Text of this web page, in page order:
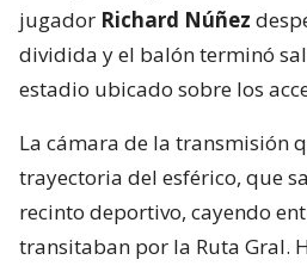
jugador Richard Núñez
dividida y el balón terminó
estadio ubicado sobre los
La cámara de la transmisión
trayectoria del esférico, que
recinto deportivo, cayendo
transitaban por la Ruta Gral.